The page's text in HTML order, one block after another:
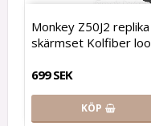
Monkey Z50J2 replika
skärmset Kolfiber
699 SEK
KÖP